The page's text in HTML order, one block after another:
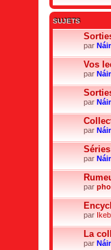
SUJETS
par
Vos
par
par
par
par
par
par
La
par